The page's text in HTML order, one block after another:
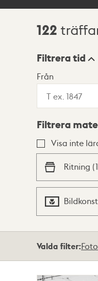
122
Visningsläge
Lista
Filtrera tid
Från
Filtrera
Visa inte
Ritning (1
Bildkonst
träffarValda filter:Foto